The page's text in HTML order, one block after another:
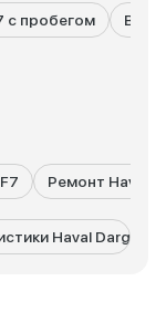
с пробегом Все
Ремонт Haval
Haval Dargo